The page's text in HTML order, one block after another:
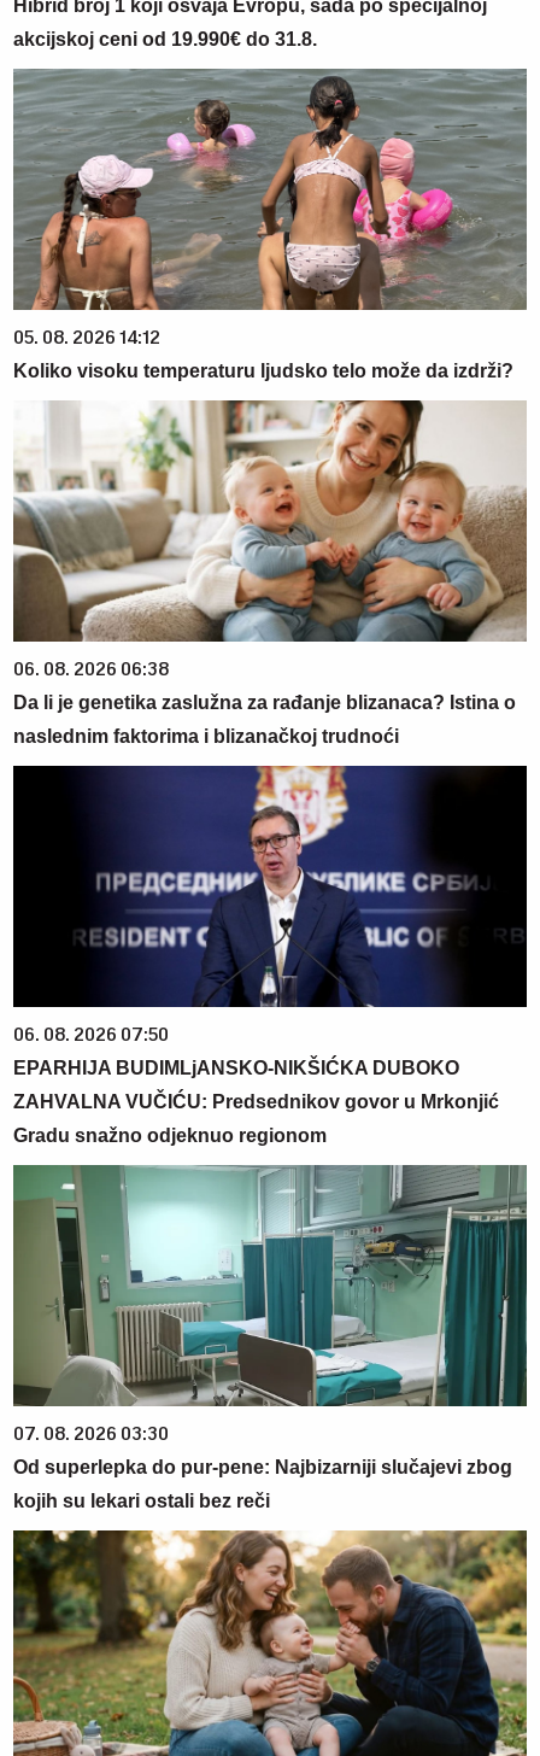
Hibrid broj 1 koji osvaja Evropu, sada po specijalnoj
akcijskoj ceni od 19.990€ do 31.8.
05. 08. 2026 14:12
Koliko visoku temperaturu ljudsko telo može da izdrži?
06. 08. 2026 06:38
Da li je genetika zaslužna za rađanje blizanaca? Istina o
naslednim faktorima i blizanačkoj trudnoći
06. 08. 2026 07:50
EPARHIJA BUDIMLjANSKO-NIKŠIĆKA DUBOKO
ZAHVALNA VUČIĆU: Predsednikov govor u Mrkonjić
Gradu snažno odjeknuo regionom
07. 08. 2026 03:30
Od superlepka do pur-pene: Najbizarniji slučajevi zbog
kojih su lekari ostali bez reči